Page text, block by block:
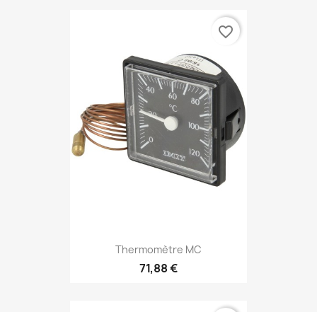
Thermomètre MC
71,88 €
favorite_border